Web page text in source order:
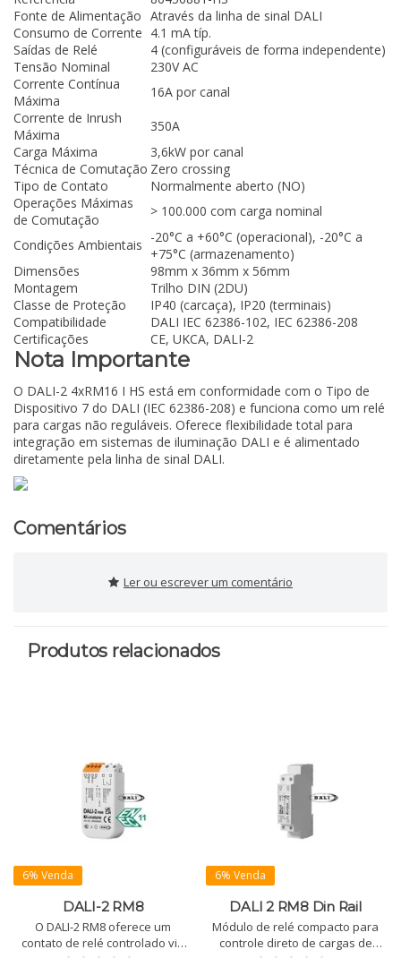
Fonte de Alimentação Através da linha de sinal DALI
Consumo de Corrente 4.1 mA típ.
Saídas de Relé
4 (configuráveis de forma independente)
Tensão Nominal
230V AC
Corrente Contínua
Máxima
16A por canal
Corrente de Inrush
Máxima
350A
Carga Máxima
3,6kW por canal
Técnica de Comutação Zero crossing
Tipo de Contato
Normalmente aberto (NO)
Operações Máximas
de Comutação
> 100.000 com carga nominal
Condições Ambientais -20°C a +60°C (operacional), -20°C a
+75°C (armazenamento)
Dimensões
98mm x 36mm x 56mm
Montagem
Trilho DIN (2DU)
Classe de Proteção
IP40 (carcaça), IP20 (terminais)
Compatibilidade
DALI IEC 62386-102, IEC 62386-208
Certificações
CE, UKCA, DALI-2
Nota Importante
O DALI-2 4xRM16 I HS está em conformidade com o Tipo de
Dispositivo 7 do DALI (IEC 62386-208) e funciona como um relé
para cargas não reguláveis. Oferece flexibilidade total para
integração em sistemas de iluminação DALI e é alimentado
diretamente pela linha de sinal DALI.
Comentários
Ler ou escrever um comentário
Produtos relacionados
6% Venda
DALI-2 RM8
O DALI-2 RM8 oferece um
contato de relé controlado via
6% Venda
DALI 2 RM8 Din Rail
Módulo de relé compacto para
controle direto de cargas de